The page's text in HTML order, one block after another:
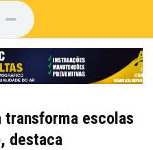
transforma escolas
destaca